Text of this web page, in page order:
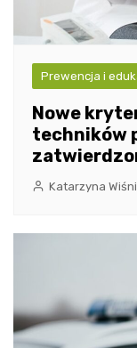
Prewencja i
Nowe
techników
Katarzyna